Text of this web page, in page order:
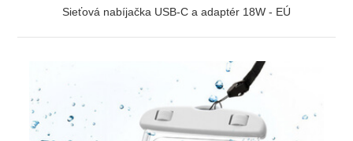
Sieťová nabíjačka USB-C a adaptér 18W - EÚ